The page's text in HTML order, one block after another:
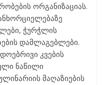
ორგანიზაციას.
ჭურჭლის
დამლაგებლები.
კვების
ნაწილი
მაღაზიების